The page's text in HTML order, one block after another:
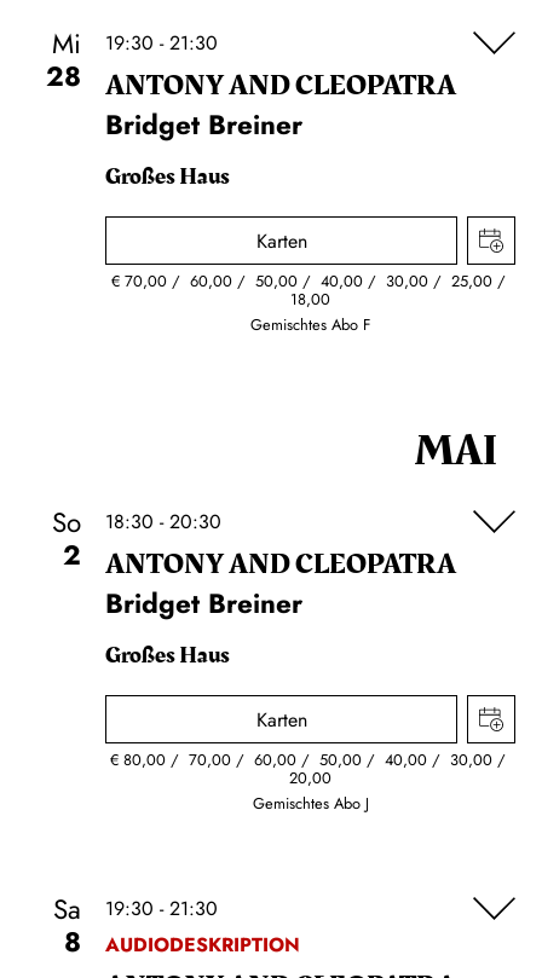
Mi
28
19:30 - 21:30
ANTONY AND CLEOPATRA
Bridget Breiner
Großes Haus
Karten
€ 70,00 60,00 50,00 40,00 30,00 25,00
18,00
Gemischtes Abo F
MAI
So
2
18:30 - 20:30
ANTONY AND CLEOPATRA
Bridget Breiner
Großes Haus
Karten
€80,00 70,00 60,00 50,00 40,00 30,00
20,00
Gemischtes Abo J
Sa
8
19:30 - 21:30
AUDIODESKRIPTION